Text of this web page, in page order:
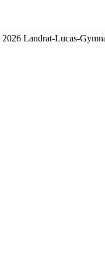
Landrat-Lucas-